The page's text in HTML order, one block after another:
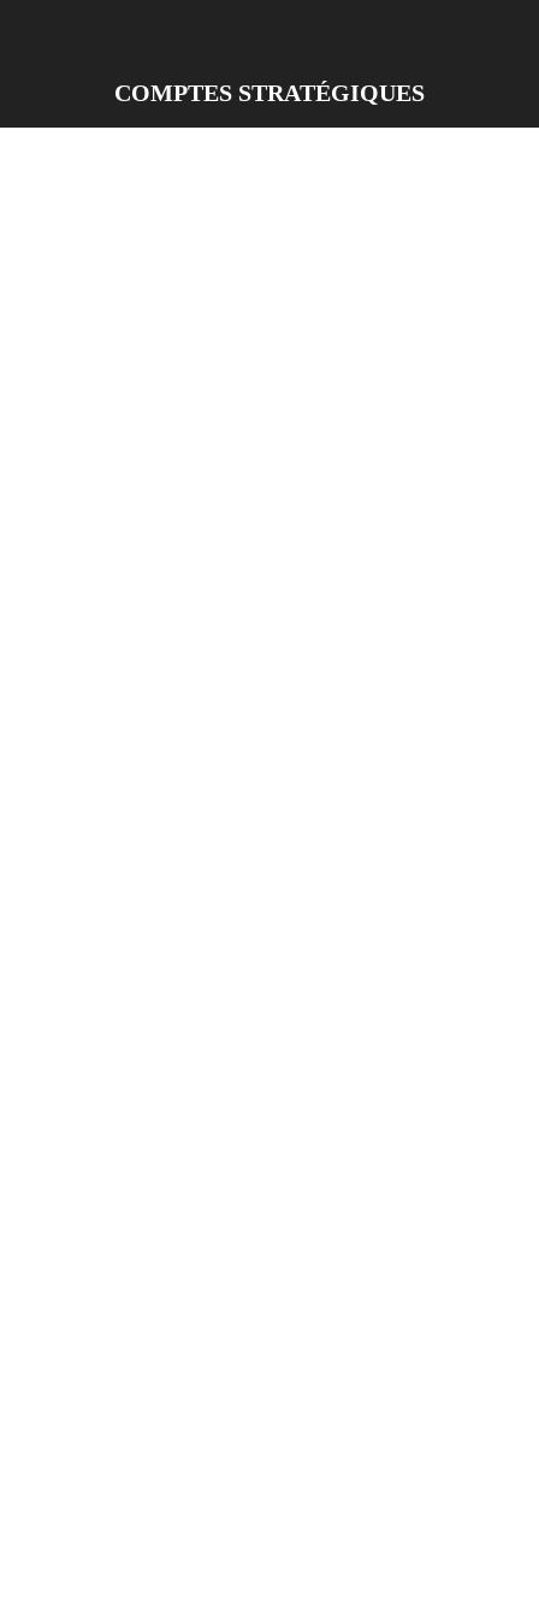
COMPTES STRATÉGIQUES